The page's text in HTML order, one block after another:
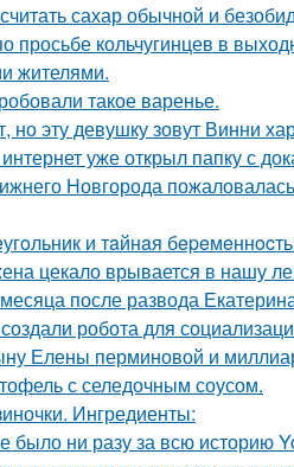
сахар обычной и
просьбе кольчугинцев в
жителями.
такое варенье.
но эту девушку зовут Винни
уже открыл папку с
Новгорода
и тaйнaя
цекало врывается в нашу
после развода
робота для
Елены перминовой и
с селедочным соусом.
Ингредиенты:
было ни разу за всю историю